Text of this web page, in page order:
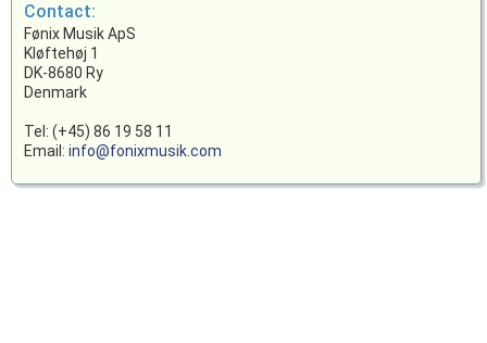
Contact:
Fønix Musik ApS
Kløftehøj 1
DK-8680 Ry
Denmark
Tel: (+45) 86 19 58 11
Email: info@fonixmusik.com